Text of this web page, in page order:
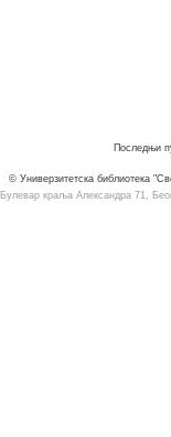
Последњи
© Универзитетска библиотека
Булевар краља Александра 71,